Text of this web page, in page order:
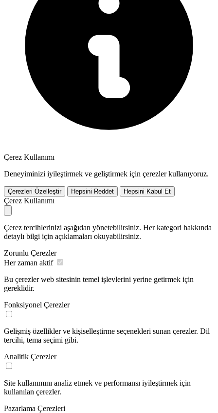
Çerez Kullanımı
Deneyiminizi iyileştirmek ve geliştirmek için çerezler kullanıyoruz.
Çerezleri Özelleştir Hepsini Reddet Hepsini Kabul Et
Çerez Kullanımı
Çerez tercihlerinizi aşağıdan yönetebilirsiniz. Her kategori hakkında
detaylı bilgi için açıklamaları okuyabilirsiniz.
Zorunlu Çerezler
Her zaman aktif
Bu çerezler web sitesinin temel işlevlerini yerine getirmek için
gereklidir.
Fonksiyonel Çerezler
Gelişmiş özellikler ve kişiselleştirme seçenekleri sunan çerezler. Dil
tercihi, tema seçimi gibi.
Analitik Çerezler
Site kullanımını analiz etmek ve performansı iyileştirmek için
kullanılan çerezler.
Pazarlama Çerezleri